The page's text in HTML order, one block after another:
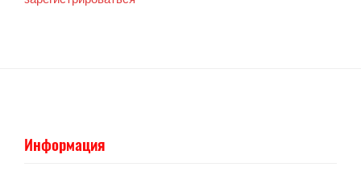
Информация